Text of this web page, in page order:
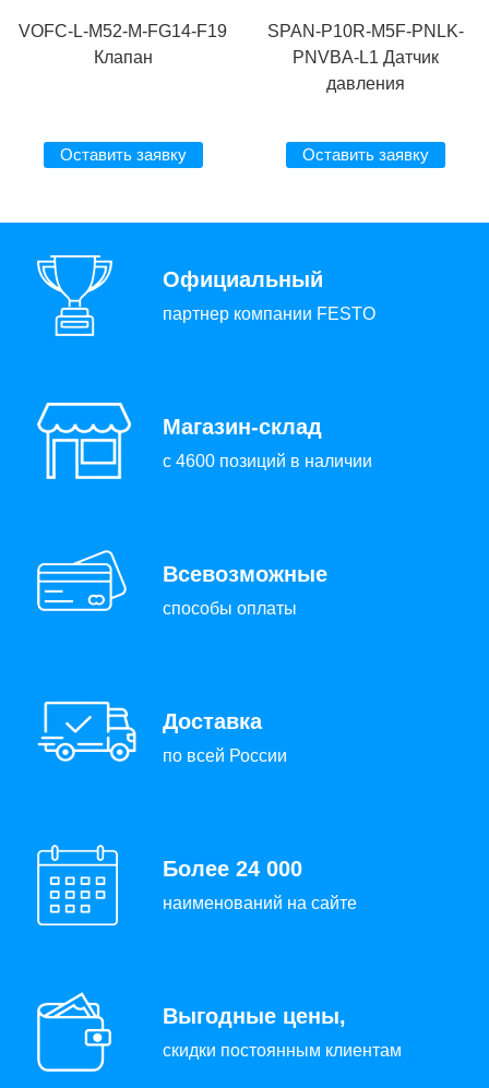
VOFC-L-M52-M-FG14-F19
Клапан
Оставить заявку
SPAN-P10R-M5F-PNLK-
PNVBA-L1 Датчик
давления
Оставить заявку
Официальный
партнер компании FESTO
Магазин-склад
с 4600 позиций в наличии
Всевозможные
способы оплаты
Доставка
по всей России
Более 24 000
наименований на сайте
Выгодные цены,
скидки постоянным клиентам